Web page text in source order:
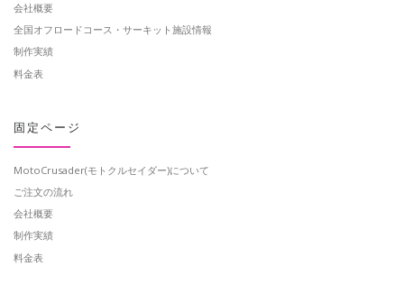
会社概要
全国オフロードコース・サーキット施設情報
制作実績
料金表
固定ページ
MotoCrusader(モトクルセイダー)について
ご注文の流れ
会社概要
制作実績
料金表